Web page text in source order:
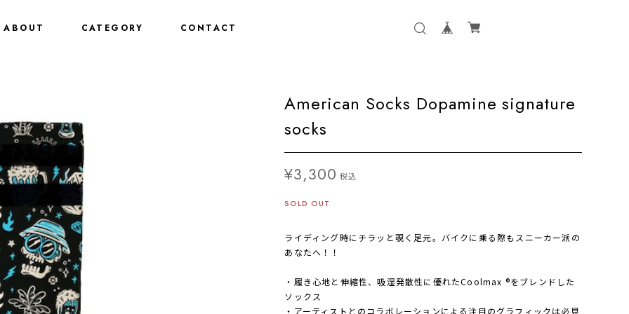
ABOUT CATEGORY CONTACT
American Socks Dopamine signature
socks
¥3,300 税込
SOLD OUT
ライディング時にチラッと覗く足元。バイクに乗る際もスニーカー派の
あなたへ！！
・履き心地と伸縮性、吸湿発散性に優れたCoolmax ®をブレンドした
ソックス
・アーティストとのコラボレーションによる注目のグラフィックは必見